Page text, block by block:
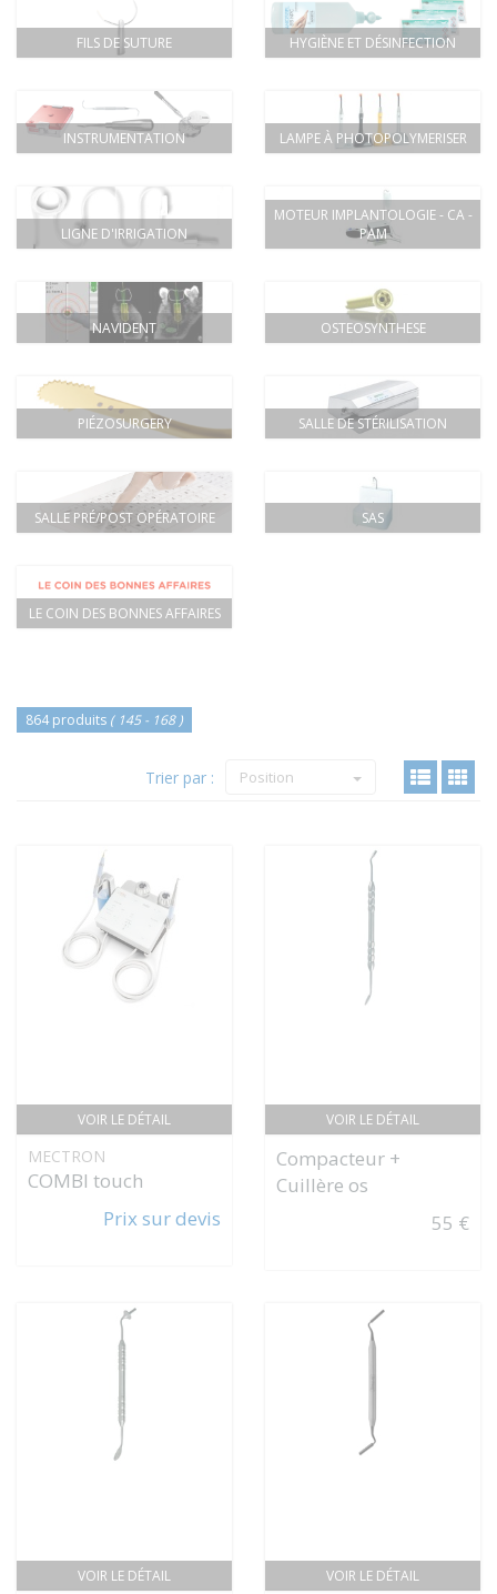
FILS DE SUTURE HYGIÈNE ET DÉSINFECTION
INSTRUMENTATION LAMPE À PHOTOPOLYMERISER
LIGNE D'IRRIGATION
MOTEUR IMPLANTOLOGIE - CA -
PAM
NAVIDENT OSTEOSYNTHESE
PIÉZOSURGERY SALLE DE STÉRILISATION
SALLE PRÉ/POST OPÉRATOIRE SAS
LE COIN DES BONNES AFFAIRES
864 produits ( 145 - 168 )
Trier par : Position
VOIR LE DÉTAIL
MECTRON
COMBI touch
Prix sur devis
VOIR LE DÉTAIL
Compacteur +
Cuillère os
55 €
VOIR LE DÉTAIL VOIR LE DÉTAIL